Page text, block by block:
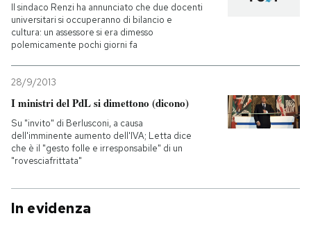
Il sindaco Renzi ha annunciato che due docenti
universitari si occuperanno di bilancio e
cultura: un assessore si era dimesso
polemicamente pochi giorni fa
28/9/2013
I ministri del PdL si dimettono (dicono)
Su "invito" di Berlusconi, a causa
dell'imminente aumento dell'IVA; Letta dice
che è il "gesto folle e irresponsabile" di un
"rovesciafrittata"
In evidenza